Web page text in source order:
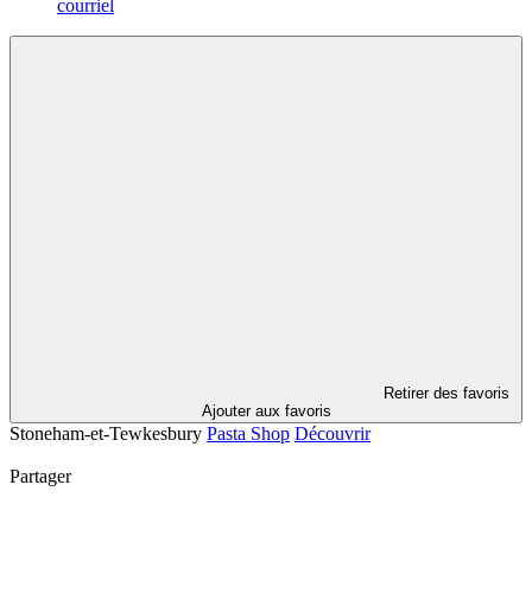
courriel
Retirer des favoris
Ajouter aux favoris
Stoneham-et-Tewkesbury Pasta Shop Découvrir
Partager